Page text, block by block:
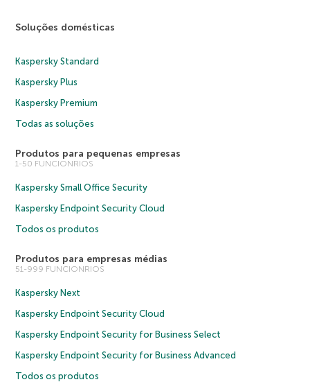
Soluções domésticas
Kaspersky Standard
Kaspersky Plus
Kaspersky Premium
Todas as soluções
Produtos para pequenas empresas
1-50 FUNCIONRIOS
Kaspersky Small Office Security
Kaspersky Endpoint Security Cloud
Todos os produtos
Produtos para empresas médias
51-999 FUNCIONRIOS
Kaspersky Next
Kaspersky Endpoint Security Cloud
Kaspersky Endpoint Security for Business Select
Kaspersky Endpoint Security for Business Advanced
Todos os produtos